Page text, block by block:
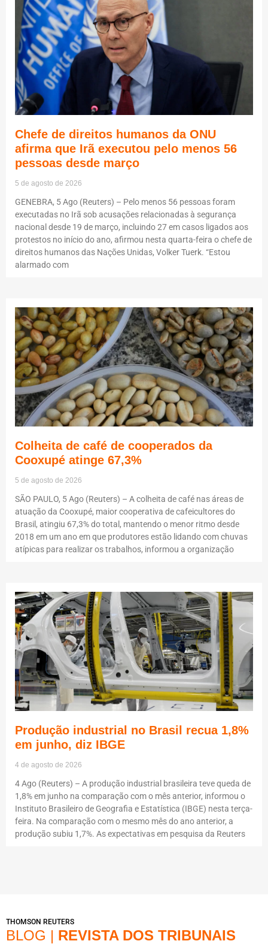
Chefe de direitos humanos da ONU
afirma que Irã executou pelo menos 56
pessoas desde março
5 de agosto de 2026
GENEBRA, 5 Ago (Reuters) – Pelo menos 56 pessoas foram
executadas no Irã sob acusações relacionadas à segurança
nacional desde 19 de março, incluindo 27 em casos ligados aos
protestos no início do ano, afirmou nesta quarta-feira o chefe de
direitos humanos das Nações Unidas, Volker Tuerk. “Estou
alarmado com
Colheita de café de cooperados da
Cooxupé atinge 67,3%
5 de agosto de 2026
SÃO PAULO, 5 Ago (Reuters) – A colheita de café nas áreas de
atuação da Cooxupé, maior cooperativa de cafeicultores do
Brasil, atingiu 67,3% do total, mantendo o menor ritmo desde
2018 em um ano em que produtores estão lidando com chuvas
atípicas para realizar os trabalhos, informou a organização
Produção industrial no Brasil recua 1,8%
em junho, diz IBGE
4 de agosto de 2026
4 Ago (Reuters) – A produção industrial brasileira teve queda de
1,8% em junho na comparação com o mês anterior, informou o
Instituto Brasileiro de Geografia e Estatística (IBGE) nesta terça-
feira. Na comparação com o mesmo mês do ano anterior, a
produção subiu 1,7%. As expectativas em pesquisa da Reuters
THOMSON REUTERS
BLOG | REVISTA DOS TRIBUNAIS